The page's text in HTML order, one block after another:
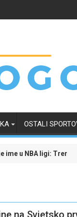
OSTALI
a odluka
kako je transfer Tarika
na Svjetsko